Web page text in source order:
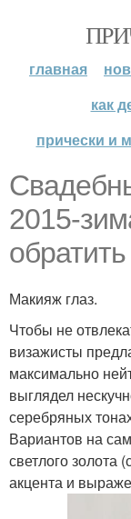
главная
как
прически и
2015-
Макияж глаз.
Чтобы не
визажисты
максимально
выглядел
серебряных
Вариантов на
светлого золота
акцента и